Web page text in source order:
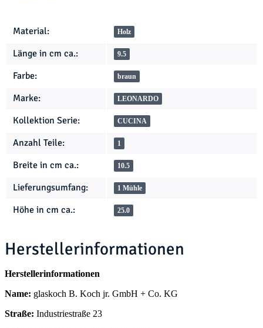
Produkteigenschaft
Wert
Material: Holz
Länge in cm ca.: 9.5
Farbe: braun
Marke: LEONARDO
Kollektion Serie: CUCINA
Anzahl Teile: 1
Breite in cm ca.: 10.5
Lieferungsumfang: 1 Mühle
Höhe in cm ca.: 25.0
Herstellerinformationen
Herstellerinformationen
Name: glaskoch B. Koch jr. GmbH + Co. KG
Straße: Industriestraße 23